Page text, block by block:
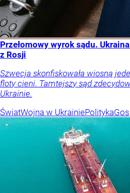
Przełomowy wyrok sądu.
z Rosji
Szwecja skonfiskowała wiosną
floty cieni. Tamtejszy sąd
Ukrainie.
ŚwiatWojna w UkrainiePolityka